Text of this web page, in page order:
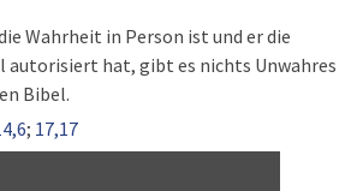
Wahrheit in Person ist und er die
autorisiert hat, gibt es nichts Unwahres
Bibel.
; 17,17